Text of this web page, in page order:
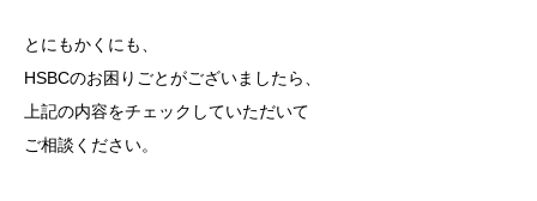
とにもかくにも、
HSBCのお困りごとがございましたら、
上記の内容をチェックしていただいて
ご相談ください。